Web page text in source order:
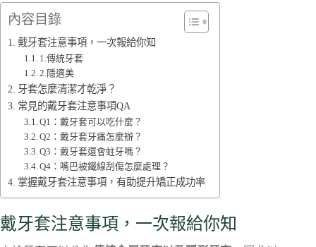
內容目錄
戴牙套注意事項，一次報給你知
1.傳統牙套
2.隱適美
牙套怎麼清潔才乾淨？
常見的戴牙套注意事項QA
Q1：戴牙套可以吃什麼？
Q2：戴牙套牙痛怎麼辦？
Q3：戴牙套還會蛀牙嗎？
Q4：嘴巴被鐵線刮傷怎麼處理？
掌握戴牙套注意事項，有助提升矯正成功率
戴牙套注意事項，一次報給你知